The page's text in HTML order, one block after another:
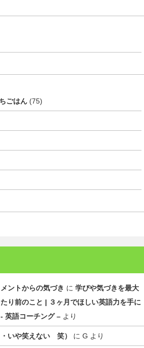
ごはん (75)
ントからの気づき に 学びや気づきを最大
り前のこと | ３ヶ月でほしい英語力を手に
英語コーチング – より
いや笑えない 笑） に G より